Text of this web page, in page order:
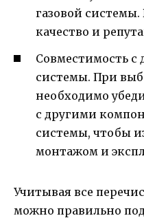
газовой
качество и
Совместимость
системы. При
необходимо
с другими
системы, чтобы
монтажом и
Учитывая все
можно правильно